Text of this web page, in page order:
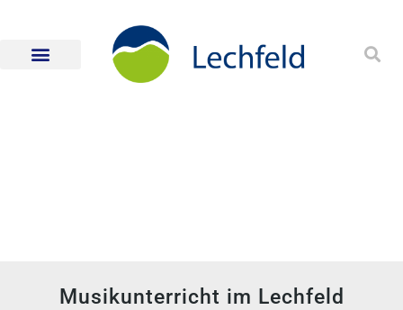
Musikunterricht im Lechfeld